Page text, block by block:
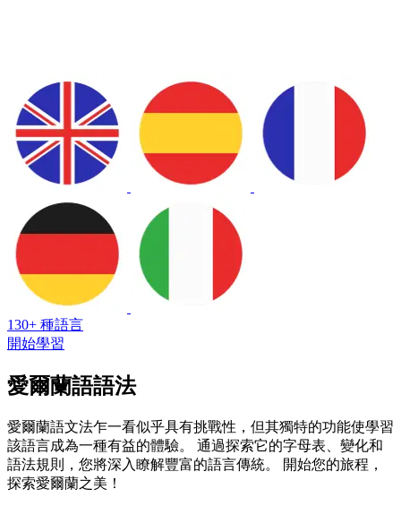
130+ 種語言
開始學習
愛爾蘭語語法
愛爾蘭語文法乍一看似乎具有挑戰性，但其獨特的功能使學習
該語言成為一種有益的體驗。 通過探索它的字母表、變化和
語法規則，您將深入瞭解豐富的語言傳統。 開始您的旅程，
探索愛爾蘭之美！